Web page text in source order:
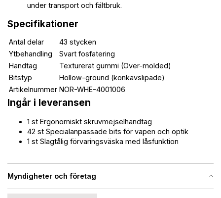
Myndigheter och företag
under transport och fältbruk.
Specifikationer
Antal delar
43 stycken
Ytbehandling
Svart fosfatering
Handtag
Texturerat gummi (Over-molded)
Bitstyp
Hollow-ground (konkavslipade)
Artikelnummer NOR-WHE-4001006
Ingår i leveransen
1 st Ergonomiskt skruvmejselhandtag
42 st Specialanpassade bits för vapen och optik
1 st Slagtålig förvaringsväska med låsfunktion